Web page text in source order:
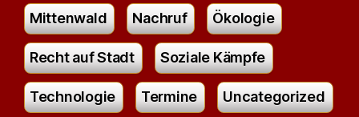
Mittenwald Nachruf Ökologie
Recht auf Stadt Soziale Kämpfe
Technologie Termine Uncategorized